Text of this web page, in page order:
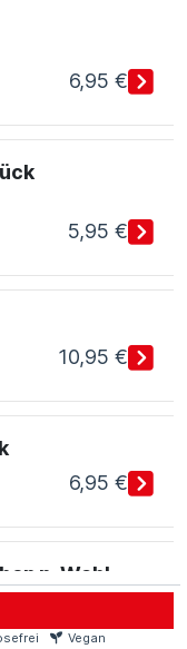
6,95 €
5,95 €
10,95 €
6,95 €
n. Wahl
Vegan